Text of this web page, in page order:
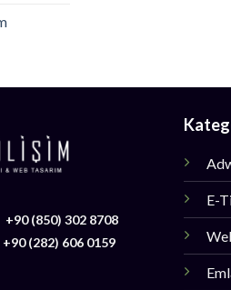
+90 (850) 302 8708
+90 (282) 606 0159
E-